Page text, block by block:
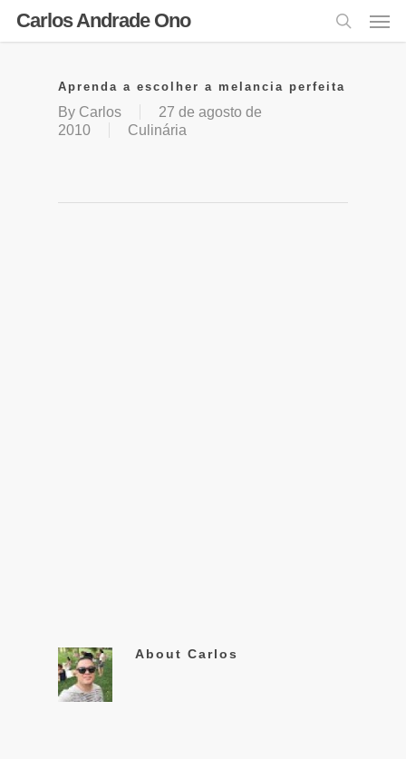
Carlos Andrade Ono
Aprenda a escolher a melancia perfeita
By Carlos
27 de agosto de
2010
Culinária
About Carlos